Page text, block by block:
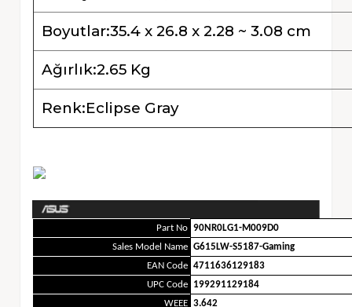
Boyutlar:35.4 x 26.8 x 2.28 ~ 3.08 cm
Ağırlık:2.65 Kg
Renk:Eclipse Gray
Part No 90NR0LG1-M009D0
Sales Model Name G615LW-S5187-Gaming
EAN Code 4711636129183
UPC Code
199291129184
WEEE 3.642